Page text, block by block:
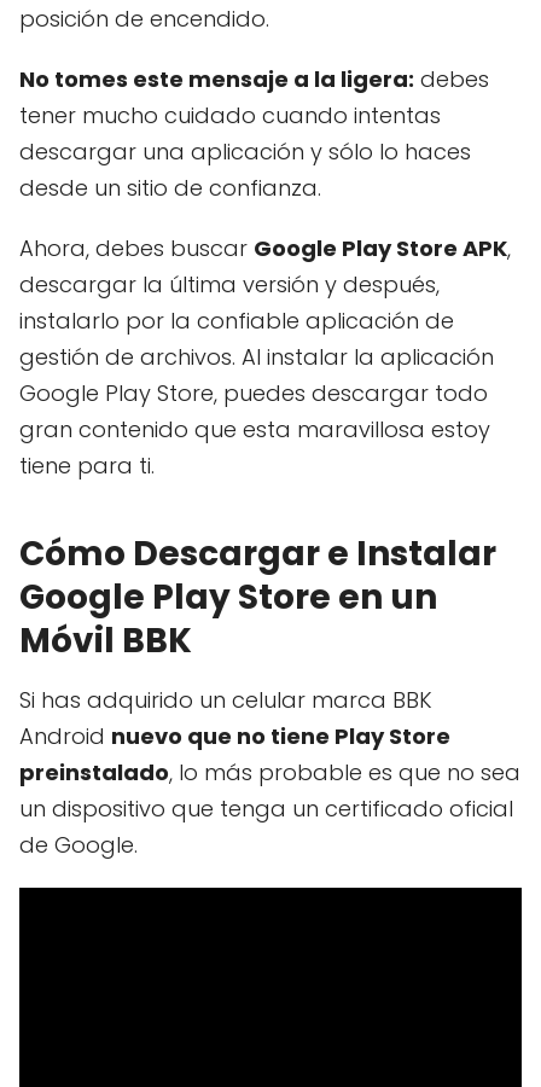
posición de encendido.
No tomes este mensaje a la ligera: debes
tener mucho cuidado cuando intentas
descargar una aplicación y sólo lo haces
desde un sitio de confianza.
Ahora, debes buscar Google Play Store APK,
descargar la última versión y después,
instalarlo por la confiable aplicación de
gestión de archivos. Al instalar la aplicación
Google Play Store, puedes descargar todo
gran contenido que esta maravillosa estoy
tiene para ti.
Cómo Descargar e Instalar
Google Play Store en un
Móvil BBK
Si has adquirido un celular marca BBK
Android nuevo que no tiene Play Store
preinstalado, lo más probable es que no sea
un dispositivo que tenga un certificado oficial
de Google.